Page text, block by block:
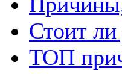
Стоит
ТОП